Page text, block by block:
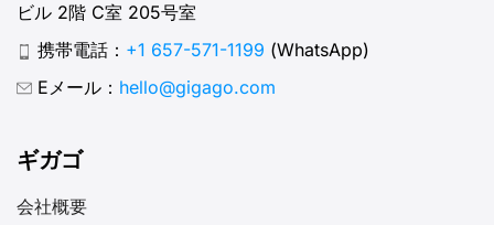
ビル 2階 C室 205号室
携帯電話： +1 657-571-1199 (WhatsApp)
Eメール： hello@gigago.com
ギガゴ
会社概要